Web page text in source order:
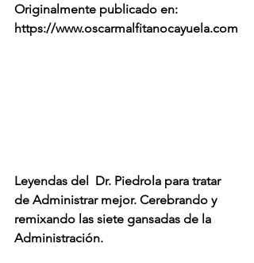
Originalmente publicado en:
https://www.oscarmalfitanocayuela.com
Leyendas del  Dr. Piedrola para tratar
de Administrar mejor. Cerebrando y
remixando las siete gansadas de la
Administración.